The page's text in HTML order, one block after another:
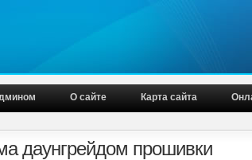
О сайте Карта сайта
даунгрейдом прошивки